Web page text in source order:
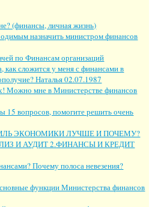
(финансы, личная жизнь)
назначить министром финансов
по Финансам организаций
как сложится у меня с финансами в
Наталья 02.07.1987
Можно мне в Министерстве финансов
15 вопросов, помогите решить очень
ЭКОНОМИКИ ЛУЧШЕ И ПОЧЕМУ?
И АУДИТ 2.ФИНАНСЫ И КРЕДИТ
Почему полоса невезения?
функции Министерства финансов